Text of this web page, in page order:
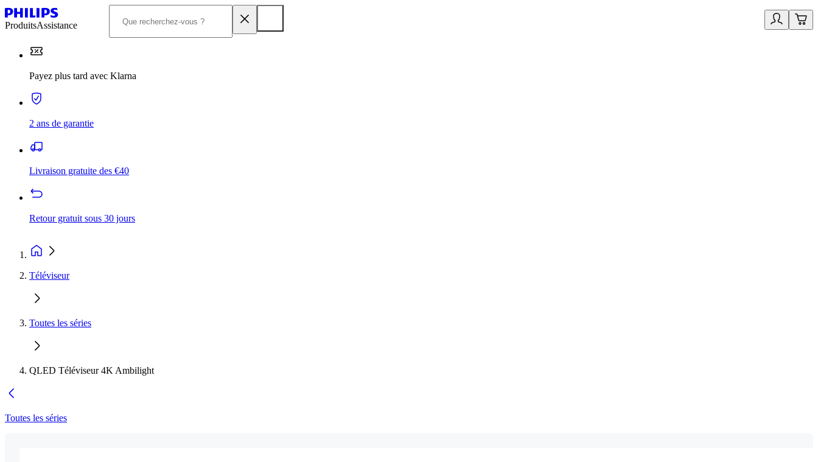
ProduitsAssistance
Payez plus tard avec Klarna
2 ans de garantie
Livraison gratuite des €40
Retour gratuit sous 30 jours
Téléviseur
Toutes les séries
QLED Téléviseur 4K Ambilight
Toutes les séries